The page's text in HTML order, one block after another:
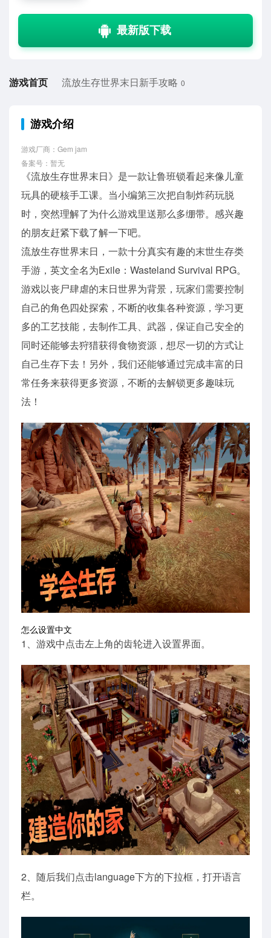
游戏首页 流放生存世界末日新手攻略 0
游戏介绍
游戏厂商：Gem jam
备案号：暂无
《流放生存世界末日》是一款让鲁班锁看起来像儿童
玩具的硬核手工课。当小编第三次把自制炸药玩脱
时，突然理解了为什么游戏里送那么多绷带。感兴趣
的朋友赶紧下载了解一下吧。
流放生存世界末日，一款十分真实有趣的末世生存类
手游，英文全名为Exile：Wasteland Survival RPG。
游戏以丧尸肆虐的末日世界为背景，玩家们需要控制
自己的角色四处探索，不断的收集各种资源，学习更
多的工艺技能，去制作工具、武器，保证自己安全的
同时还能够去狩猎获得食物资源，想尽一切的方式让
自己生存下去！另外，我们还能够通过完成丰富的日
常任务来获得更多资源，不断的去解锁更多趣味玩
法！
怎么设置中文
1、游戏中点击左上角的齿轮进入设置界面。
2、随后我们点击language下方的下拉框，打开语言
栏。